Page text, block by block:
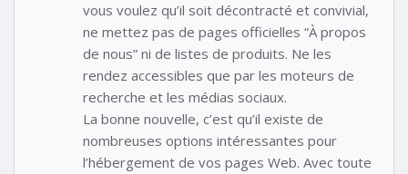
vous voulez qu’il soit décontracté et convivial,
ne mettez pas de pages officielles “À propos
de nous” ni de listes de produits. Ne les
rendez accessibles que par les moteurs de
recherche et les médias sociaux.
La bonne nouvelle, c’est qu’il existe de
nombreuses options intéressantes pour
l’hébergement de vos pages Web. Avec toute